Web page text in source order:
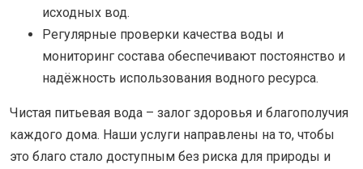
исходных вод.
Регулярные проверки качества воды и
мониторинг состава обеспечивают постоянство и
надёжность использования водного ресурса.
Чистая питьевая вода – залог здоровья и благополучия
каждого дома. Наши услуги направлены на то, чтобы
это благо стало доступным без риска для природы и